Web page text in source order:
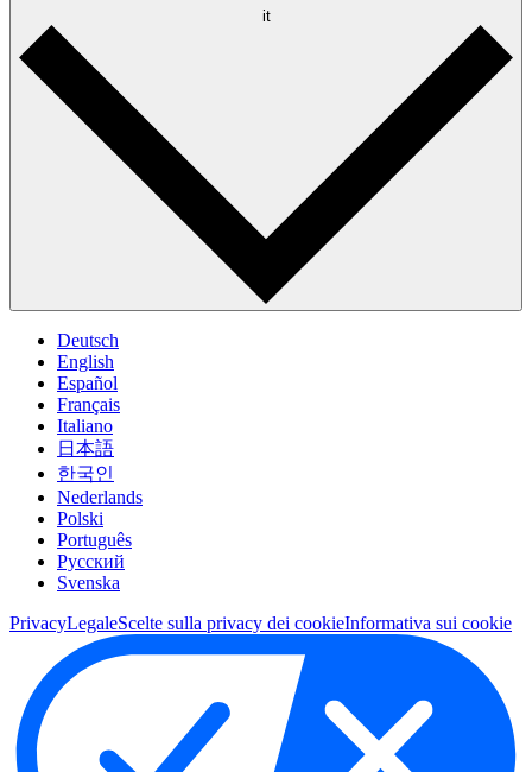
it
Deutsch
English
Español
Français
Italiano
日本語
한국인
Nederlands
Polski
Português
Pусский
Svenska
PrivacyLegaleScelte sulla privacy dei cookieInformativa sui cookie